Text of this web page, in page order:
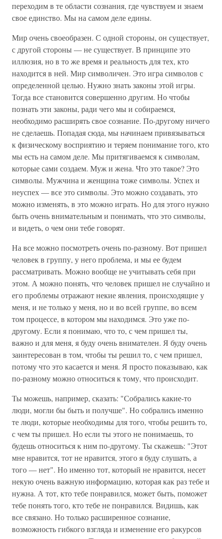
переходим в те области сознания, где чувствуем и знаем
свое единство. Мы на самом деле едины.
Мир очень своеобразен. С одной стороны, он существует,
с другой стороны — не существует. В принципе это
иллюзия, но в то же время и реальность для тех, кто
находится в ней. Мир символичен. Это игра символов с
определенной целью. Нужно знать законы этой игры.
Тогда все становится совершенно другим. Но чтобы
познать эти законы, ради чего мы и собираемся,
необходимо расширять свое сознание. По-другому ничего
не сделаешь. Попадая сюда, мы начинаем привязываться
к физическому восприятию и теряем понимание того, кто
мы есть на самом деле. Мы притягиваемся к символам,
которые сами создаем. Муж и жена. Что это такое? Это
символы. Мужчина и женщина тоже символы. Успех и
неуспех — все это символы. Это можно создавать, это
можно изменять, в это можно играть. Но для этого нужно
быть очень внимательным и понимать, что это символы,
и видеть, о чем они тебе говорят.
На все можно посмотреть очень по-разному. Вот пришел
человек в группу, у него проблема, и мы ее будем
рассматривать. Можно вообще не учитывать себя при
этом. А можно понять, что человек пришел не случайно и
его проблемы отражают некие явления, происходящие у
меня, и не только у меня, но и во всей группе, во всем
том процессе, в котором мы находимся. Это уже по-
другому. Если я понимаю, что то, с чем пришел ты,
важно и для меня, я буду очень внимателен. Я буду очень
заинтересован в том, чтобы ты решил то, с чем пришел,
потому что это касается и меня. Я просто показываю, как
по-разному можно относиться к тому, что происходит.
Ты можешь, например, сказать: "Собрались какие-то
люди, могли бы быть и получше". Но собрались именно
те люди, которые необходимы для того, чтобы решить то,
с чем ты пришел. Но если ты этого не понимаешь, то
будешь относиться к ним по-другому. Ты скажешь: "Этот
мне нравится, тот не нравится, этого я буду слушать, а
того — нет". Но именно тот, который не нравится, несет
некую очень важную информацию, которая как раз тебе и
нужна. А тот, кто тебе понравился, может быть, поможет
тебе понять того, кто тебе не понравился. Видишь, как
все связано. Но только расширенное сознание,
возможность гибкого взгляда и изменение его ракурсов